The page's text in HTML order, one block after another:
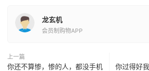
龙玄机
会员制购物APP
上一篇
你还不算惨，惨的人，都没手机
你过得好